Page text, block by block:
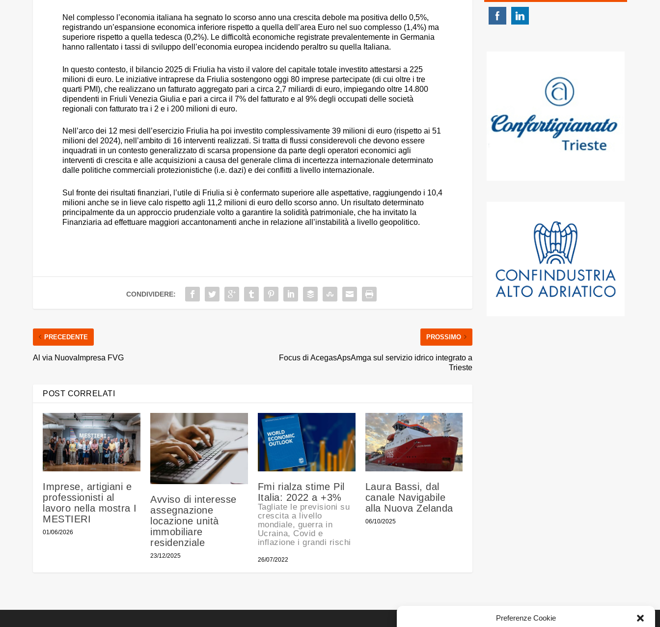
Preferenze Cookie
Nel complesso l’economia italiana ha segnato lo scorso anno una crescita debole ma positiva dello 0,5%,
registrando un’espansione economica inferiore rispetto a quella dell’area Euro nel suo complesso (1,4%) ma
superiore rispetto a quella tedesca (0,2%). Le difficoltà economiche registrate prevalentemente in Germania
hanno rallentato i tassi di sviluppo dell’economia europea incidendo peraltro su quella Italiana.
In questo contesto, il bilancio 2025 di Friulia ha visto il valore del capitale totale investito attestarsi a 225
milioni di euro. Le iniziative intraprese da Friulia sostengono oggi 80 imprese partecipate (di cui oltre i tre
quarti PMI), che realizzano un fatturato aggregato pari a circa 2,7 miliardi di euro, impiegando oltre 14.800
dipendenti in Friuli Venezia Giulia e pari a circa il 7% del fatturato e al 9% degli occupati delle società
regionali con fatturato tra i 2 e i 200 milioni di euro.
Nell’arco dei 12 mesi dell’esercizio Friulia ha poi investito complessivamente 39 milioni di euro (rispetto ai 51
milioni del 2024), nell’ambito di 16 interventi realizzati. Si tratta di flussi considerevoli che devono essere
inquadrati in un contesto generalizzato di scarsa propensione da parte degli operatori economici agli
interventi di crescita e alle acquisizioni a causa del generale clima di incertezza internazionale determinato
dalle politiche commerciali protezionistiche (i.e. dazi) e dei conflitti a livello internazionale.
Sul fronte dei risultati finanziari, l’utile di Friulia si è confermato superiore alle aspettative, raggiungendo i 10,4
milioni anche se in lieve calo rispetto agli 11,2 milioni di euro dello scorso anno. Un risultato determinato
principalmente da un approccio prudenziale volto a garantire la solidità patrimoniale, che ha invitato la
Finanziaria ad effettuare maggiori accantonamenti anche in relazione all’instabilità a livello geopolitico.
CONDIVIDERE:
PRECEDENTE
Al via NuovaImpresa FVG
PROSSIMO
Focus di AcegasApsAmga sul servizio idrico integrato a
Trieste
POST CORRELATI
Imprese, artigiani e
professionisti al
lavoro nella mostra I
MESTIERI
01/06/2026
Avviso di interesse
assegnazione
locazione unità
immobiliare
residenziale
23/12/2025
Fmi rialza stime Pil
Italia: 2022 a +3%
Tagliate le previsioni su
crescita a livello
mondiale, guerra in
Ucraina, Covid e
inflazione i grandi rischi
26/07/2022
Laura Bassi, dal
canale Navigabile
alla Nuova Zelanda
06/10/2025